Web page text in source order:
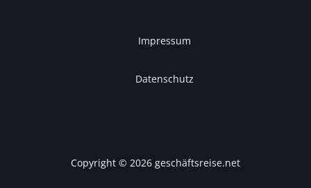
Impressum
Datenschutz
Copyright © 2026 geschäftsreise.net